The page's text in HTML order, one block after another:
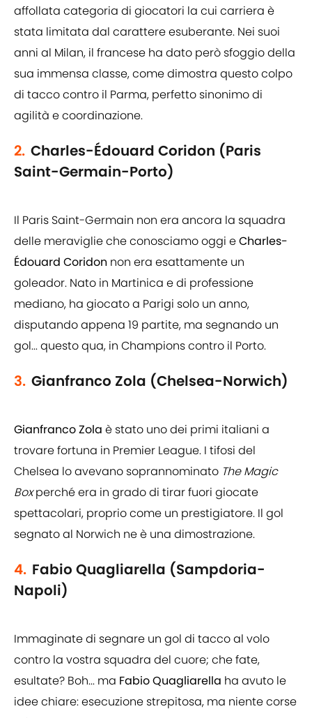
affollata categoria di giocatori la cui carriera è
stata limitata dal carattere esuberante. Nei suoi
anni al Milan, il francese ha dato però sfoggio della
sua immensa classe, come dimostra questo colpo
di tacco contro il Parma, perfetto sinonimo di
agilità e coordinazione.
2. Charles-Édouard Coridon (Paris
Saint-Germain-Porto)
Il Paris Saint-Germain non era ancora la squadra
delle meraviglie che conosciamo oggi eCharles-
Édouard Coridon non era esattamente un
goleador. Nato in Martinica e di professione
mediano, ha giocato a Parigi solo un anno,
disputando appena 19 partite, ma segnando un
gol... questo qua, in Champions contro il Porto.
3. Gianfranco Zola (Chelsea-Norwich)
Gianfranco Zola è stato uno dei primi italiani a
trovare fortuna in Premier League. I tifosi del
Chelsea lo avevano soprannominato The Magic
Boxperché era in grado di tirar fuori giocate
spettacolari, proprio come un prestigiatore. Il gol
segnato al Norwich ne è una dimostrazione.
4. Fabio Quagliarella (Sampdoria-
Napoli)
Immaginate di segnare un gol di tacco al volo
contro la vostra squadra del cuore; che fate,
esultate? Boh... ma Fabio Quagliarella ha avuto le
idee chiare: esecuzione strepitosa, ma niente corse